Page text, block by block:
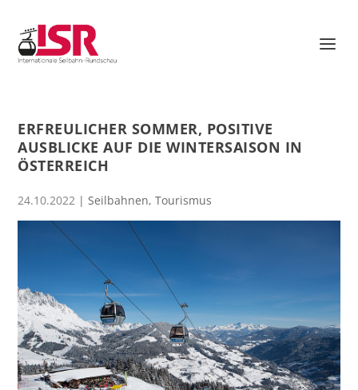
ERFREULICHER SOMMER, POSITIVE
AUSBLICKE AUF DIE WINTERSAISON IN
ÖSTERREICH
24.10.2022 |Seilbahnen,Tourismus